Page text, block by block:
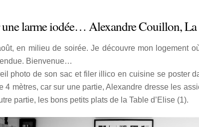
larme iodée… Alexandre Couillon,
en milieu de soirée. Je découvre mon logement
Bienvenue…
photo de son sac et filer illico en cuisine se
mètres, car sur une partie, Alexandre dresse les
partie, les bons petits plats de la Table d’Elise (1).